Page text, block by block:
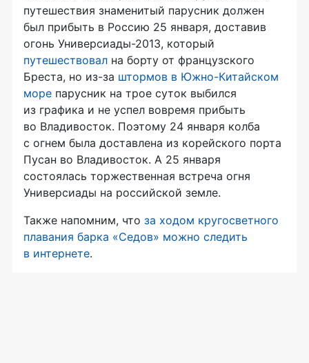
путешествия знаменитый парусник должен
был прибыть в Россию 25 января, доставив
огонь Универсиады-2013, который
путешествовал на борту от французского
Бреста, но из-за штормов в Южно-Китайском
море парусник на трое суток выбился
из графика и не успел вовремя прибыть
во Владивосток. Поэтому 24 января колба
с огнем была доставлена из корейского порта
Пусан во Владивосток. А 25 января
состоялась торжественная встреча огня
Универсиады на российской земле.
Также напомним, что за ходом кругосветного
плавания барка «Седов» можно следить
в интернете.